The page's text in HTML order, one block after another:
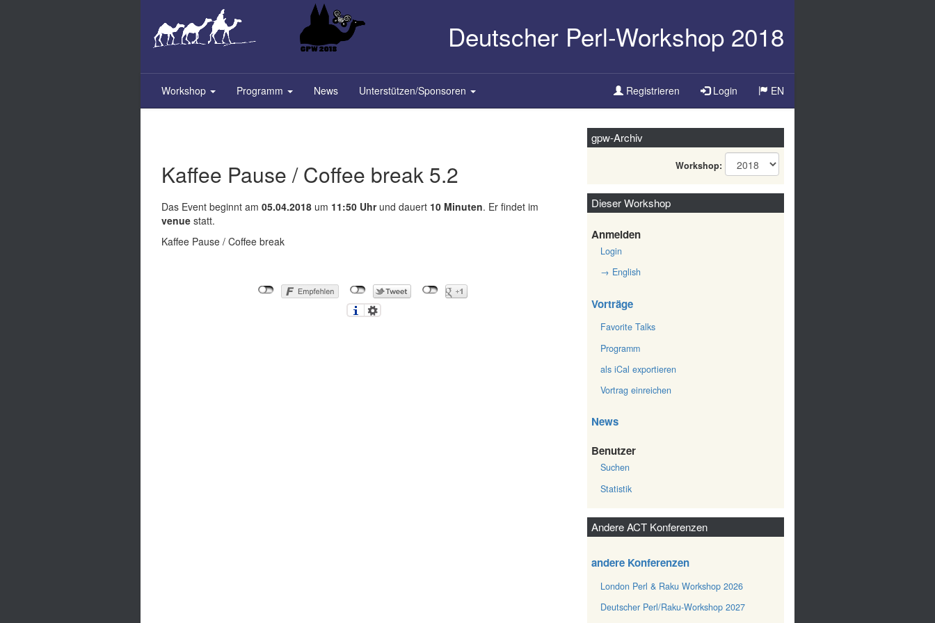
main
content
Deutscher Perl-Workshop 2018
Workshop Programm News Unterstützen/Sponsoren Registrieren Login EN
Kaffee Pause / Coffee break 5.2
Das Event beginnt am 05.04.2018 um 11:50 Uhrund dauert 10 Minuten. Er findet im
venue statt.
Kaffee Pause / Coffee break
gpw-Archiv
Workshop:
Dieser Workshop
Anmelden
Login
→ English
Vorträge
Favorite Talks
Programm
als iCal exportieren
Vortrag einreichen
News
Benutzer
Suchen
Statistik
Andere ACT Konferenzen
andere Konferenzen
London Perl & Raku Workshop 2026
Deutscher Perl/Raku-Workshop 2027